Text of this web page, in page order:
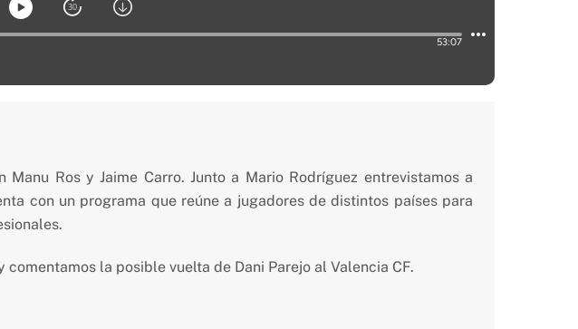
Ros y Jaime Carro. Junto a Mario Rodríguez entrevistamos a
con un programa que reúne a jugadores de distintos países para
la posible vuelta de Dani Parejo al Valencia CF.